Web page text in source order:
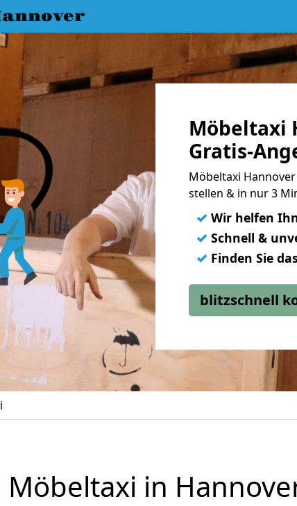
Möbeltaxi
Gratis-
Möbeltaxi
stellen & in nur 3
✓ Wir helfen
✓ Schnell &
✓ Finden Sie
blitzschnell
Möbeltaxi in